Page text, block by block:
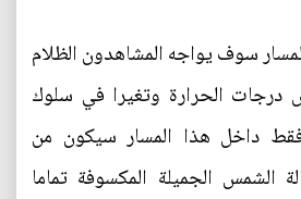
سوف يواجه المشاهدون الظلام
درجات الحرارة وتغيرا في سلوك
فقط داخل هذا المسار سيكون من
الشمس الجميلة المكسوفة تماما